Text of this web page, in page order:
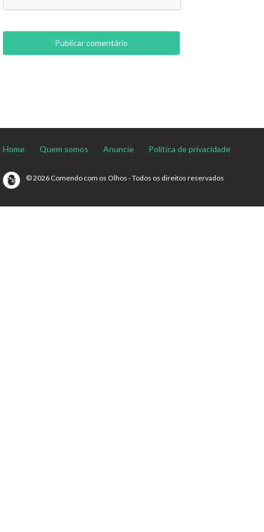
Home Quem somos Anuncie Política de privacidade
© 2026 Comendo com os Olhos - Todos os direitos reservados